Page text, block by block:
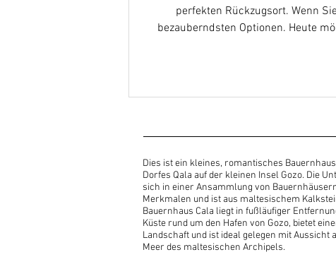
perfekten Rückzugsort. Wenn
bezauberndsten Optionen. Heute
Dies ist ein kleines, romantisches
Dorfes Qala auf der kleinen Insel Gozo. Die
sich in einer Ansammlung von
Merkmalen und ist aus maltesischem
Bauernhaus Cala liegt in fußläufiger
Küste rund um den Hafen von Gozo, bietet
Landschaft und ist ideal gelegen mit Aussicht
Meer des maltesischen Archipels.